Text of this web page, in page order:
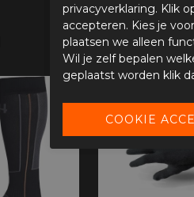
privacyverklaring. Klik
accepteren. Kies je voor
plaatsen we alleen
Wil je zelf bepalen
geplaatst worden klik